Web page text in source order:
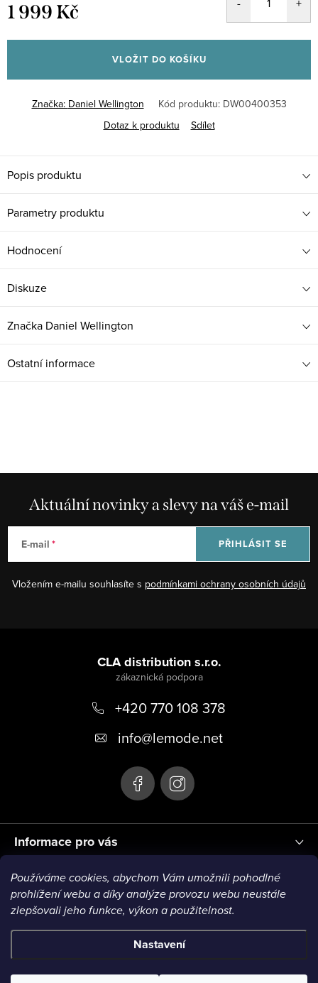
Používáme cookies, abychom Vám umožnili pohodlné
prohlížení webu a díky analýze provozu webu neustále
zlepšovali jeho funkce, výkon a použitelnost.
Nastavení
1 999 Kč
cena:
VLOŽIT DO KOŠÍKU
Značka: Daniel Wellington Kód produktu: DW00400353
Dotaz k produktu
Sdílet
Popis produktu
Parametry produktu
Hodnocení
Diskuze
Značka Daniel Wellington
Ostatní informace
Aktuální novinky a slevy na váš e-mail
E-mail
Vložením e-mailu souhlasíte s podmínkami ochrany osobních údajů
PŘIHLÁSIT SE
Informace pro vás
CLA distribution s.r.o.
+420 770 108 378
info@lemode.net
Blog
Copyright 2026Le Mode. Všechna práva vyhrazena.